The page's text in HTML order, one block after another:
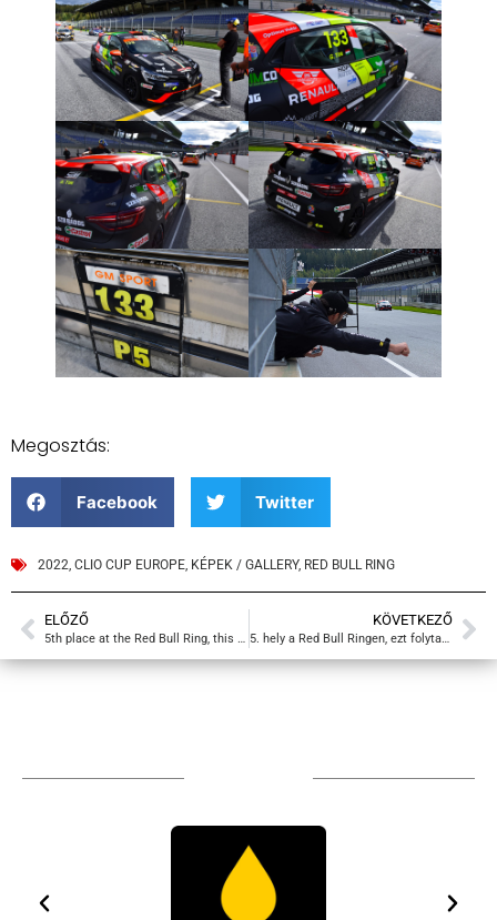
Megosztás:
Facebook Twitter
2022, CLIO CUP EUROPE, KÉPEK / GALLERY, RED BULL RING
ELŐZŐ
5th place at the Red Bull Ring, this must be continued
KÖVETKEZŐ
5. hely a Red Bull Ringen, ezt folytatni kell